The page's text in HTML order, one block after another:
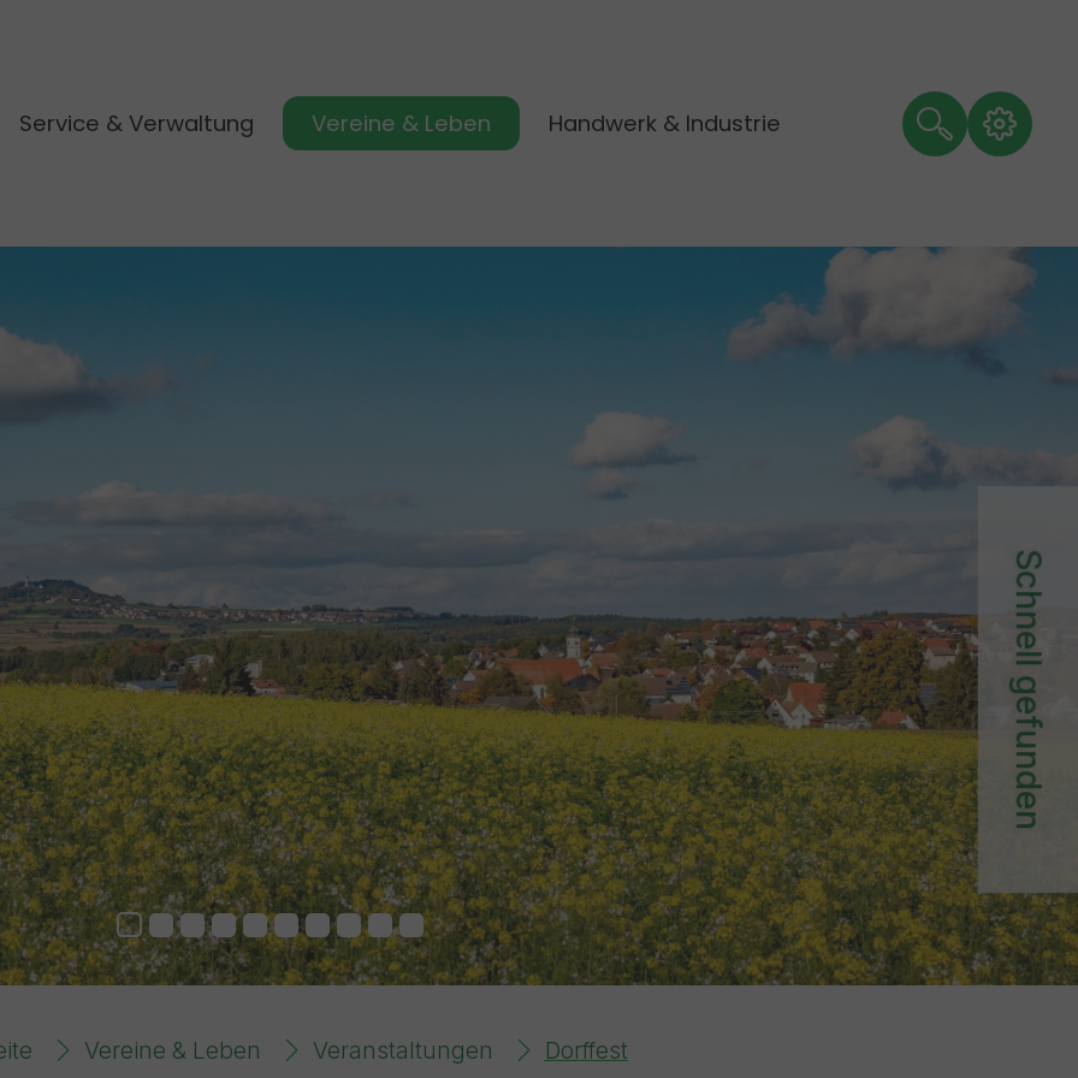
Service & Verwaltung Vereine & Leben Handwerk & Industrie
Schnell gefunden
Vereine & Leben Veranstaltungen Dorffest